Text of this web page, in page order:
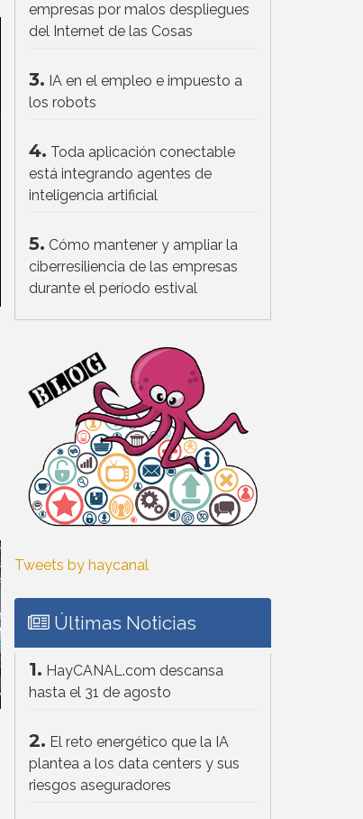
empresas por malos despliegues
del Internet de las Cosas
3. IA en el empleo e impuesto a
los robots
4. Toda aplicación conectable
está integrando agentes de
inteligencia artificial
5. Cómo mantener y ampliar la
ciberresiliencia de las empresas
durante el período estival
Tweets by haycanal
Últimas Noticias
1. HayCANAL.com descansa
hasta el 31 de agosto
2. El reto energético que la IA
plantea a los data centers y sus
riesgos aseguradores